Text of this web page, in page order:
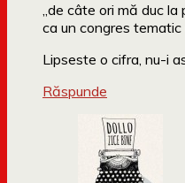
„de câte ori mă duc la
ca un congres tematic
Lipseste o cifra, nu-i
Răspunde